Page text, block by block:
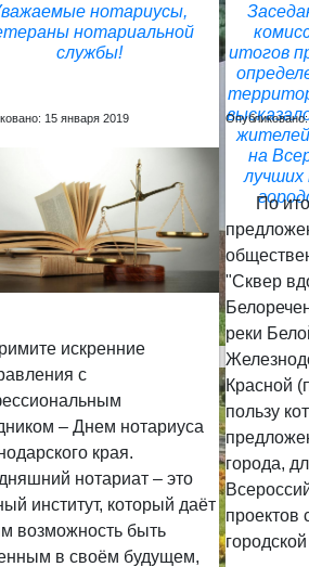
нотариусы,
нотариальной
службы!
15 января 2019
искренние
с
– Днем нотариуса
края.
нотариат – это
институт, который даёт
возможность быть
в своём будущем,
итогов
на
лучших
По
"Сквер
реки
Красной
пользу
города,
проектов